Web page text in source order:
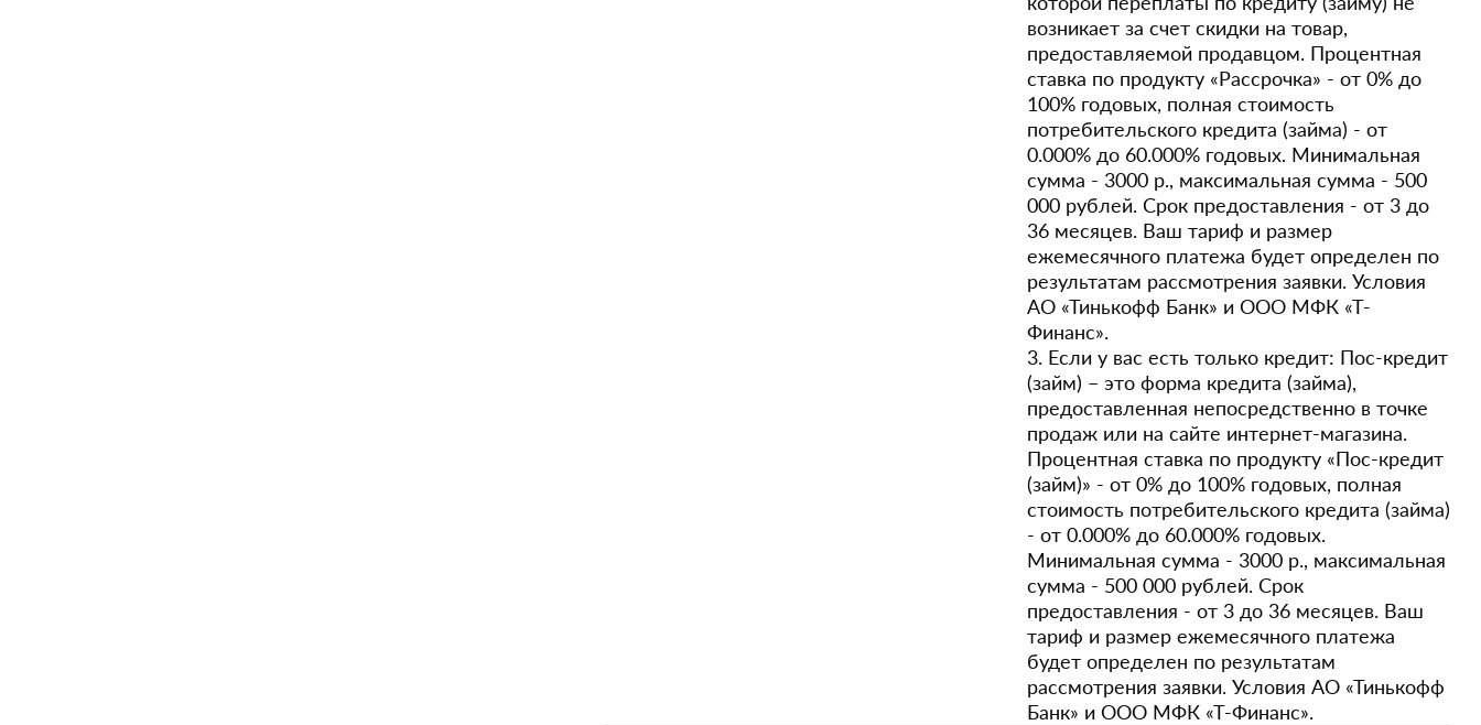
возникает за счет скидки на товар,
предоставляемой продавцом. Процентная
ставка по продукту «Рассрочка» - от 0% до
100% годовых, полная стоимость
потребительского кредита (займа) - от
0.000% до 60.000% годовых. Минимальная
сумма - 3000 р., максимальная сумма - 500
000 рублей. Срок предоставления - от 3 до
36 месяцев. Ваш тариф и размер
ежемесячного платежа будет определен по
результатам рассмотрения заявки. Условия
АО «Тинькофф Банк» и ООО МФК «Т-
Финанс».
3. Если у вас есть только кредит: Пос-кредит
(займ) – это форма кредита (займа),
предоставленная непосредственно в точке
продаж или на сайте интернет-магазина.
Процентная ставка по продукту «Пос-кредит
(займ)» - от 0% до 100% годовых, полная
стоимость потребительского кредита (займа)
- от 0.000% до 60.000% годовых.
Минимальная сумма - 3000 р., максимальная
сумма - 500 000 рублей. Срок
предоставления - от 3 до 36 месяцев. Ваш
тариф и размер ежемесячного платежа
будет определен по результатам
рассмотрения заявки. Условия АО «Тинькофф
Банк» и ООО МФК «Т-Финанс».